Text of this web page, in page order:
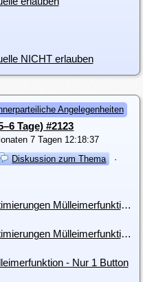
NICHT erlauben
Angelegenheiten
Tage) #2123
7 Tagen 12:18:37
Diskussion zum Thema
·
i4850: (Meinungsbild) Forum: Optimierungen Mülleimerfunktion - Optik
i4849: (Meinungsbild) Forum: Optimierungen Mülleimerfunktion - keine Anzeige der aktuellen Werte
- Nur 1 Button